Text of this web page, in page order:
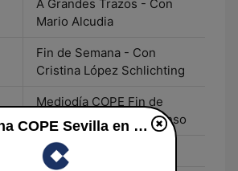
A Grandes Trazos - Con
Mario Alcudia
Fin de Semana - Con
Cristina López Schlichting
Mediodía COPE Fin de
Semana - Con Iván Alonso
El Espejo Fin de Semana
Cadena COPE Sevilla en vivo